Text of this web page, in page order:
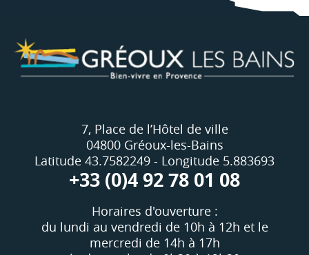
7, Place de l’Hôtel de ville
04800 Gréoux-les-Bains
Latitude 43.7582249 - Longitude 5.883693
+33 (0)4 92 78 01 08
Horaires d'ouverture :
du lundi au vendredi de 10h à 12h et le
mercredi de 14h à 17h